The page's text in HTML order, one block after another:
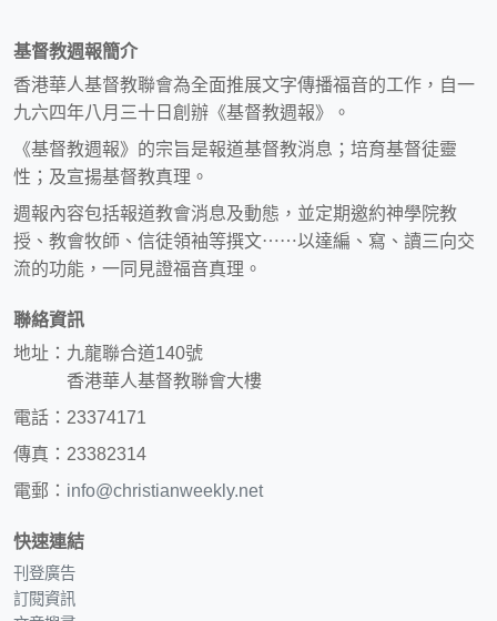
基督教週報簡介
香港華人基督教聯會為全面推展文字傳播福音的工作，自一
九六四年八月三十日創辦《基督教週報》。
《基督教週報》的宗旨是報道基督教消息；培育基督徒靈
性；及宣揚基督教真理。
週報內容包括報道教會消息及動態，並定期邀約神學院教
授、教會牧師、信徒領袖等撰文⋯⋯以達編、寫、讀三向交
流的功能，一同見證福音真理。
聯絡資訊
地址：九龍聯合道140號
香港華人基督教聯會大樓
電話：23374171
傳真：23382314
電郵： info@christianweekly.net
快速連結
刊登廣告
訂閱資訊